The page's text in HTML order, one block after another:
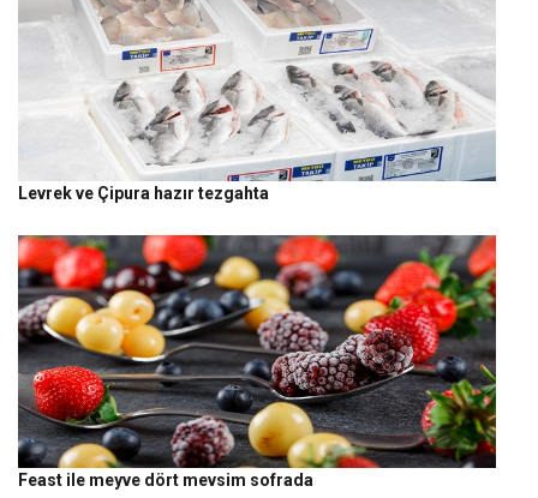
Levrek ve Çipura hazır tezgahta
Feast ile meyve dört mevsim sofrada